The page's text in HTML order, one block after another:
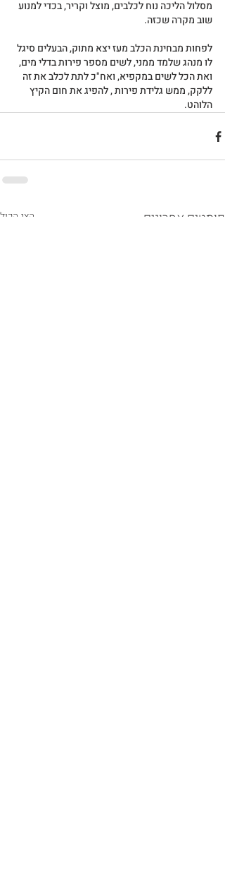
מסלול הליכה נוח לכלבים, מוצל וקריר, בכדי למנוע
שוב מקרה שכזה.
לפחות מבחינת הכלב מעז יצא מתוק, הבעלים סיגל
לו מנהג שלמד ממני, לשים מספר פירות בדלי מים,
ואת הכל לשים במקפיא, ואח"כ לתת לכלב את זה
ללקק, ממש גלידת פירות , להפיג את חום הקיץ
הלוהט.
פוסטים אחרונים הצג הכול